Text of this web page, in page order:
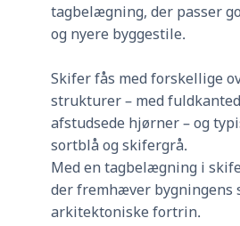
tagbelægning, der passer
og nyere byggestile.
Skifer fås med forskellige
strukturer – med
afstudsede hjørner – og
sortblå og skifergrå.
Med en tagbelægning i
der fremhæver bygningens
arkitektoniske fortrin.